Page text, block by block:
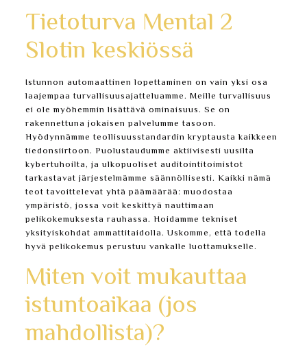
Tietoturva Mental 2
Slotin keskiössä
Istunnon automaattinen lopettaminen on vain yksi osa
laajempaa turvallisuusajatteluamme. Meille turvallisuus
ei ole myöhemmin lisättävä ominaisuus. Se on
rakennettuna jokaisen palvelumme tasoon.
Hyödynnämme teollisuusstandardin kryptausta kaikkeen
tiedonsiirtoon. Puolustaudumme aktiivisesti uusilta
kybertuhoilta, ja ulkopuoliset auditointitoimistot
tarkastavat järjestelmämme säännöllisesti. Kaikki nämä
teot tavoittelevat yhtä päämäärää: muodostaa
ympäristö, jossa voit keskittyä nauttimaan
pelikokemuksesta rauhassa. Hoidamme tekniset
yksityiskohdat ammattitaidolla. Uskomme, että todella
hyvä pelikokemus perustuu vankalle luottamukselle.
Miten voit mukauttaa
istuntoaikaa (jos
mahdollista)?